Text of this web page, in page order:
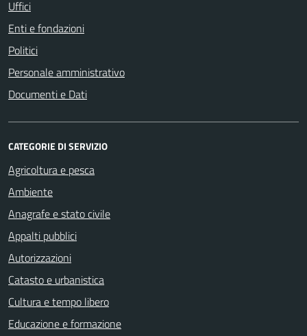
Uffici
Enti e fondazioni
Politici
Personale amministrativo
Documenti e Dati
CATEGORIE DI SERVIZIO
Agricoltura e pesca
Ambiente
Anagrafe e stato civile
Appalti pubblici
Autorizzazioni
Catasto e urbanistica
Cultura e tempo libero
Educazione e formazione